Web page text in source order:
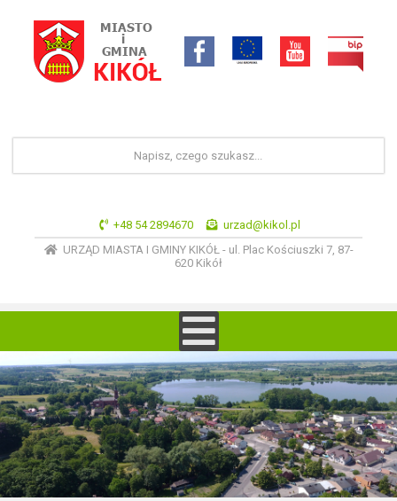
+48 54 2894670
urzad@kikol.pl
URZĄD MIASTA I GMINY KIKÓŁ - ul. Plac Kościuszki 7, 87-
620 Kikół